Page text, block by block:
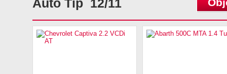
Auto Tip 12/11